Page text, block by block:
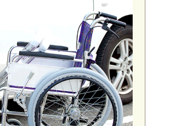
（通所リハビリ）